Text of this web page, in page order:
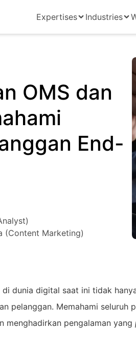
Expertises Industries
OMS dan
End-
(Content Marketing)
di dunia digital saat ini tidak
pelanggan. Memahami seluruh
menghadirkan pengalaman yang